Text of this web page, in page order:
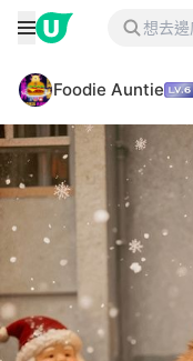
Foodie Auntie